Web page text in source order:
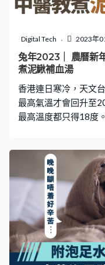
疏通經絡、調整臟腑
膚呈現越深色，代表
出，人體經絡在刮痧
方向、操作手法、力
種「痧象」所代表的
Digital Tech 2023年
兔年2023｜ 農曆
煮泥鰍補血湯
香港連日寒冷，天文
最高氣溫才會回升至
最高溫度都只得18度
天氣總是冷幾日、暖
一日內經歷夏季和冬
華中醫中心」註冊中
節除了穿衣「寧多莫
一晚的寒氣。 「我們
自然界定律，而自然
說，「冬天在自然界
盛陽衰，所以是一般